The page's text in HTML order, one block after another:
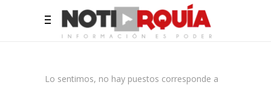
Lo sentimos, no hay puestos corresponde a